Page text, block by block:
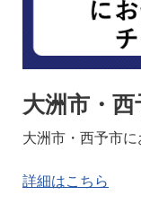
大洲市・西
大洲市・西予市
詳細はこちら